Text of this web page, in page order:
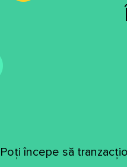
Poți începe să